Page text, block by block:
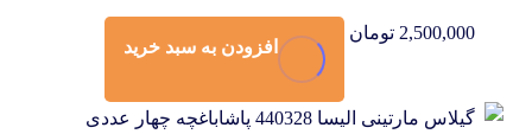
2,500,000 تومان
افزودن به سبد خرید